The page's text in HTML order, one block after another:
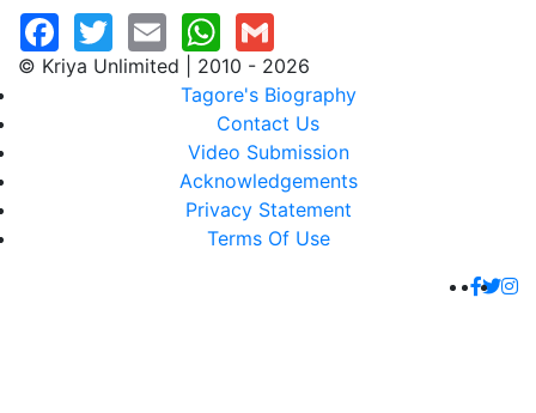
© Kriya Unlimited | 2010 - 2026
Tagore's Biography
Contact Us
Video Submission
Acknowledgements
Privacy Statement
Terms Of Use